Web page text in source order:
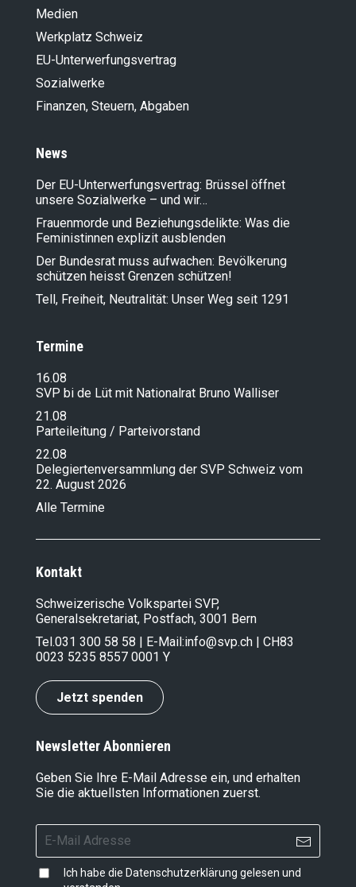
Medien
Werkplatz Schweiz
EU-Unterwerfungsvertrag
Sozialwerke
Finanzen, Steuern, Abgaben
News
Der EU-Unterwerfungsvertrag: Brüssel öffnet
unsere Sozialwerke – und wir…
Frauenmorde und Beziehungsdelikte: Was die
Feministinnen explizit ausblenden
Der Bundesrat muss aufwachen: Bevölkerung
schützen heisst Grenzen schützen!
Tell, Freiheit, Neutralität: Unser Weg seit 1291
Termine
16.08
SVP bi de Lüt mit Nationalrat Bruno Walliser
21.08
Parteileitung / Parteivorstand
22.08
Delegiertenversammlung der SVP Schweiz vom
22. August 2026
Alle Termine
Kontakt
Schweizerische Volkspartei SVP,
Generalsekretariat, Postfach, 3001 Bern
Tel.031 300 58 58 | E-Mail:info@svp.ch | CH83
0023 5235 8557 0001 Y
Jetzt spenden
Newsletter Abonnieren
Geben Sie Ihre E-Mail Adresse ein, und erhalten
Sie die aktuellsten Informationen zuerst.
Ich habe die Datenschutzerklärung gelesen und